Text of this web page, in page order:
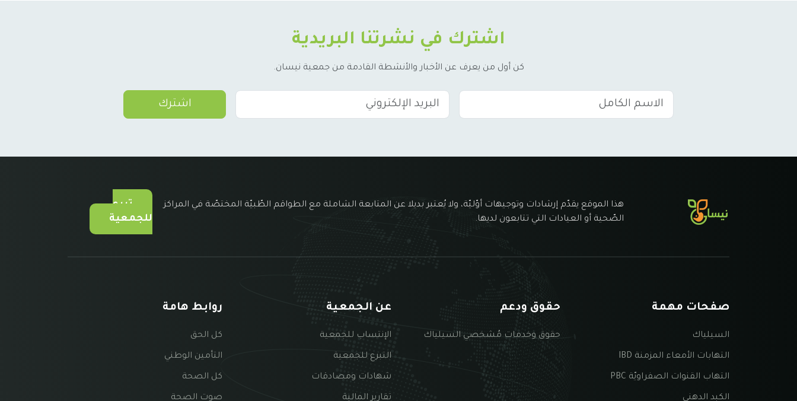
اشترك في نشرتنا البريدية
كن أول من يعرف عن الأخبار والأنشطة القادمة من جمعية نيسان.
اشترك
هذا الموقع يقدّم إرشادات وتوجيهات أوّليّة، ولا يُعتبر بديلا عن المتابعة الشاملة مع الطواقم الطّبيّة المختصّة في المراكز
الصّحية أو العيادات التي تتابعون لديها.
تبرع
للجمعية
صفحات مهمة
السيلياك
التهابات الأمعاء المزمنة IBD
التهاب القنوات الصفراويّة PBC
الكبد الدهني
حقوق ودعم
حقوق وخدمات مُشخصي السيلياك
عن الجمعية
الإنتساب للجمعية
التبرع للجمعية
شهادات ومصادقات
تقارير المالية
روابط هامة
كل الحق
التأمين الوطني
كل الصحة
صوت الصحة